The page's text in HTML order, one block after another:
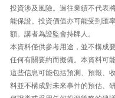
投資涉及風險。過往業績不代表
能保證。投資價值亦可能受到匯
額。講者為證監會持牌人。
本資料僅供參考用途，並不構成
任何有關要約而擬備。本資料可
這些信息可能包括預測、預報、
料並不構成對未來事件的預估、